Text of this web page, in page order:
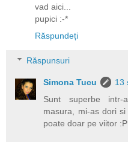
vad aici...
pupici :-*
Răspundeți
Răspunsuri
Simona Tucu
13
Sunt superbe
masura, mi-as dori
poate doar pe viitor :P